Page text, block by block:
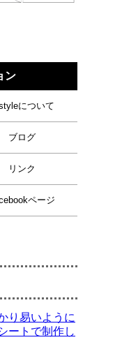
ン
について
ブログ
リンク
ページ
り易いように
ートで制作し